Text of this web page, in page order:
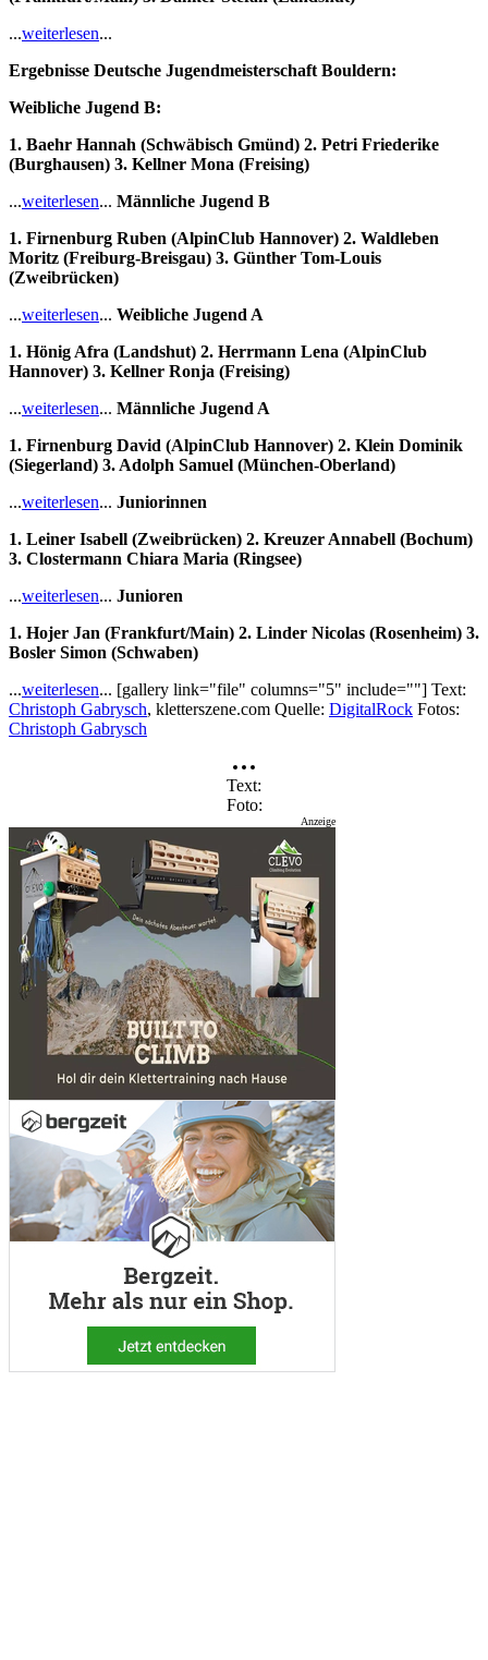
...weiterlesen...
Ergebnisse Deutsche Jugendmeisterschaft Bouldern:
Weibliche Jugend B:
1. Baehr Hannah (Schwäbisch Gmünd) 2. Petri Friederike
(Burghausen) 3. Kellner Mona (Freising)
...weiterlesen... Männliche Jugend B
1. Firnenburg Ruben (AlpinClub Hannover) 2. Waldleben
Moritz (Freiburg-Breisgau) 3. Günther Tom-Louis
(Zweibrücken)
...weiterlesen... Weibliche Jugend A
1. Hönig Afra (Landshut) 2. Herrmann Lena (AlpinClub
Hannover) 3. Kellner Ronja (Freising)
...weiterlesen... Männliche Jugend A
1. Firnenburg David (AlpinClub Hannover) 2. Klein Dominik
(Siegerland) 3. Adolph Samuel (München-Oberland)
...weiterlesen... Juniorinnen
1. Leiner Isabell (Zweibrücken) 2. Kreuzer Annabell (Bochum)
3. Clostermann Chiara Maria (Ringsee)
...weiterlesen... Junioren
1. Hojer Jan (Frankfurt/Main) 2. Linder Nicolas (Rosenheim) 3.
Bosler Simon (Schwaben)
...weiterlesen... [gallery link="file" columns="5" include=""] Text:
Christoph Gabrysch, kletterszene.com Quelle: DigitalRock Fotos:
Christoph Gabrysch
Text
Foto
Anzeige